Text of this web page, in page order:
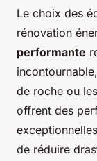
Le choix des
rénovation
performante
de roche ou
offrent des
de réduire